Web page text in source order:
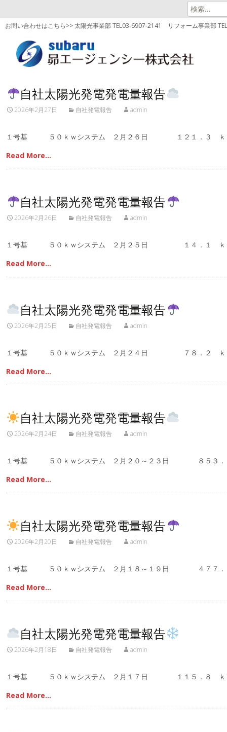
検
索:
お問い合わせはこちら>> 太陽光事業部 TEL03-6907-2141 リフォーム事業部
自社太陽光発電発電量報告
2026年2月27日 自社発電報告 admin
１号基 ５０ｋｗシステム ２月２６日 １２１．３ ｋ
Read More…
自社太陽光発電発電量報告
2026年2月26日 自社発電報告 admin
１号基 ５０ｋｗシステム ２月２５日 １４．１ ｋ
Read More…
自社太陽光発電発電量報告
2026年2月25日 自社発電報告 admin
１号基 ５０ｋｗシステム ２月２４日 ７８．２ ｋ
Read More…
自社太陽光発電発電量報告
2026年2月24日 自社発電報告 admin
１号基 ５０ｋｗシステム ２月２０～２３日 ８５３．
Read More…
自社太陽光発電発電量報告
2026年2月20日 自社発電報告 admin
１号基 ５０ｋｗシステム ２月１８～１９日 ４７７．
Read More…
自社太陽光発電発電量報告
2026年2月18日 自社発電報告 admin
１号基 ５０ｋｗシステム ２月１７日 １１５．８ ｋ
Read More…